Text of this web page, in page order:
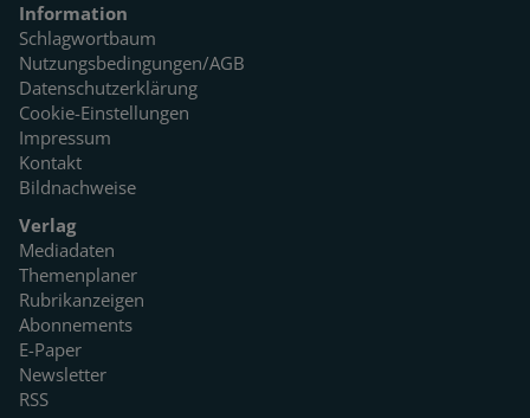
Information
Schlagwortbaum
Nutzungsbedingungen/AGB
Datenschutzerklärung
Cookie-Einstellungen
Impressum
Kontakt
Bildnachweise
Verlag
Mediadaten
Themenplaner
Rubrikanzeigen
Abonnements
E-Paper
Newsletter
RSS